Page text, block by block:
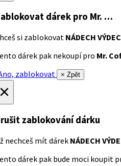
dárek pro Mr. …
si zablokovat NÁDECH
dárek pak nekoupí pro Mr.
zablokovat
× Zpět
zablokování dárku
nechceš mít dárek NÁDECH
dárek pak bude moci koupit